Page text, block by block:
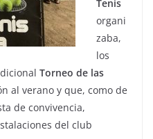
Tenis
organi
zaba,
los
Torneo de las
al verano y que, como de
de convivencia,
del club